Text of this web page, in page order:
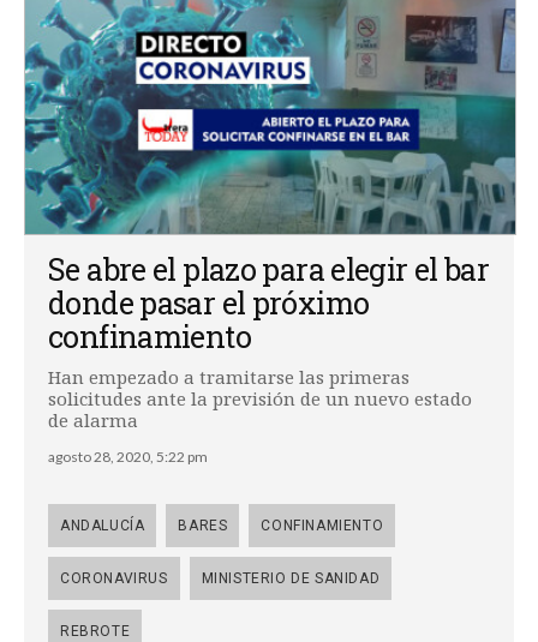
Se abre el plazo para elegir el bar
donde pasar el próximo
confinamiento
Han empezado a tramitarse las primeras
solicitudes ante la previsión de un nuevo estado
de alarma
agosto 28, 2020, 5:22 pm
ANDALUCÍA BARES CONFINAMIENTO
CORONAVIRUS MINISTERIO DE SANIDAD
REBROTE